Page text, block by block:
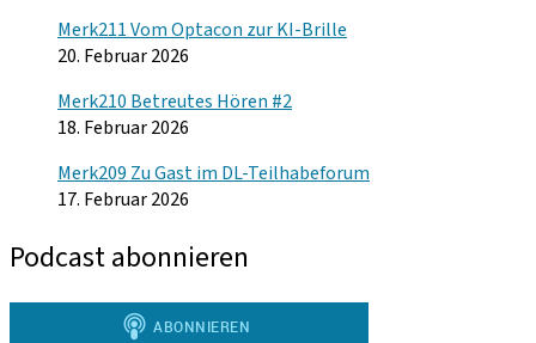
Merk211 Vom Optacon zur KI-Brille
20. Februar 2026
Merk210 Betreutes Hören #2
18. Februar 2026
Merk209 Zu Gast im DL-Teilhabeforum
17. Februar 2026
Podcast abonnieren